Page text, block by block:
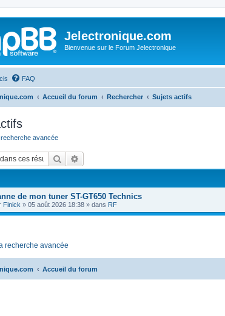
Jelectronique.com
Bienvenue sur le Forum Jelectronique
FAQ
Accueil du forum Rechercher Sujets actifs
avancée
Rechercher
de mon tuner ST-GT650 Technics
Finick » 05 août 2026 18:38 » dans RF
recherche avancée
Accueil du forum